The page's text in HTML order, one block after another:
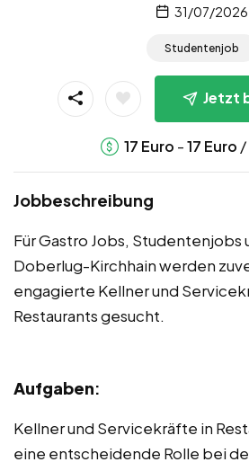
31/07/2026
Studentenjob
Jetzt
17 Euro -17 Euro /
Jobbeschreibung
Für Gastro Jobs, Studentenjobs
Doberlug-Kirchhain werden
engagierte Kellner und
Restaurants gesucht.
Aufgaben:
Kellner und Servicekräfte in
eine entscheidende Rolle bei